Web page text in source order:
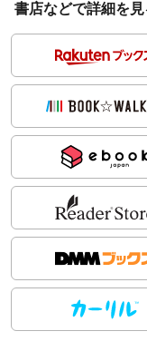
書店などで詳細を見